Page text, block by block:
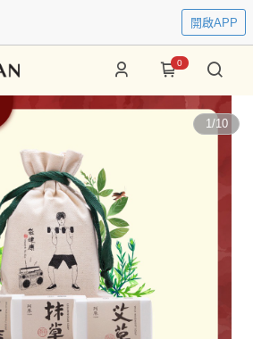
開啟APP
0
1/10